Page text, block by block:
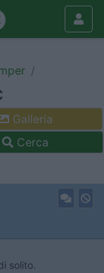
Galleria
Cerca
solito.